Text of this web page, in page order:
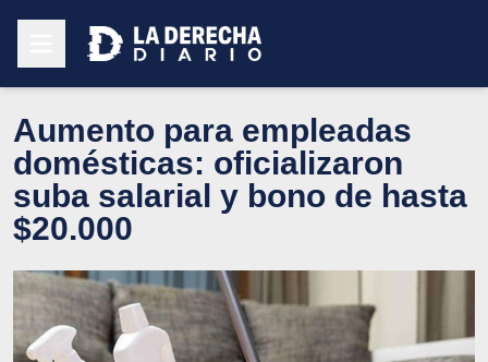
Aumento para empleadas
domésticas: oficializaron
suba salarial y bono de hasta
$20.000